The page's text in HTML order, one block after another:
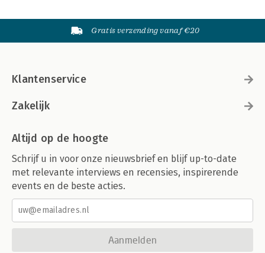
Gratis verzending vanaf €20
Klantenservice
Zakelijk
Altijd op de hoogte
Schrijf u in voor onze nieuwsbrief en blijf up-to-date
met relevante interviews en recensies, inspirerende
events en de beste acties.
Aanmelden